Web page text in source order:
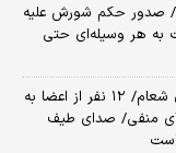
صدور حکم شورش علیه
به هر وسیله‌ای حتی
اظهارات جدید معاون پزشکیان درباره تصمیم‌گیری شعام/ ۱۲ نفر از اعضا به
منفی/ صدای طیف